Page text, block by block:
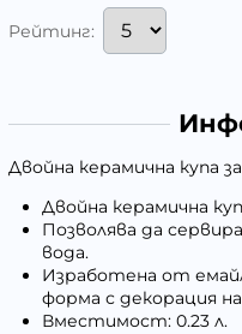
Рейтинг:
Двойна керамична купа
Двойна керамична
Позволява да
вода.
Изработена от
форма с декорация
Вместимост: 0.23 л.